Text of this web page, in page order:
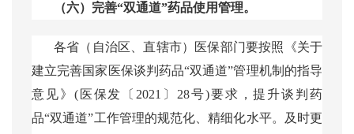
（六）完善“双通道”药品使用管理。
各省（自治区、直辖市）医保部门要按照《关于
建立完善国家医保谈判药品“双通道”管理机制的指导
意见》(医保发〔2021〕28号)要求，提升谈判药
品“双通道”工作管理的规范化、精细化水平。及时更